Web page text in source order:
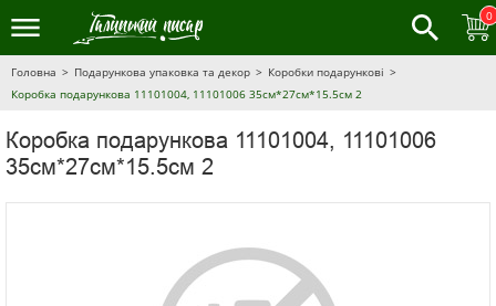
0
Головна Подарункова упаковка та декор
Коробки подарункові
Коробка подарункова 11101004, 11101006 35см*27см*15.5см 2
Коробка подарункова 11101004, 11101006
35см*27см*15.5см 2